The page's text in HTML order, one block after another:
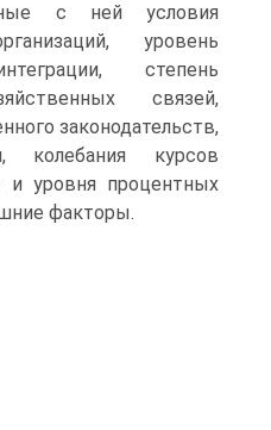
с ней условия
уровень
степень
связей,
законодательств,
колебания курсов
и уровня процентных
факторы.